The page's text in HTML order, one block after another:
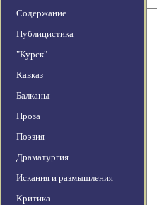
Содержание
Публицистика
"Курск"
Кавказ
Балканы
Проза
Поэзия
Драматургия
Искания и размышления
Критика